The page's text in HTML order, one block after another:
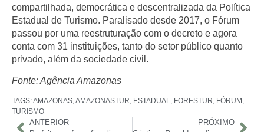
compartilhada, democrática e descentralizada da Política
Estadual de Turismo. Paralisado desde 2017, o Fórum
passou por uma reestruturação com o decreto e agora
conta com 31 instituições, tanto do setor público quanto
privado, além da sociedade civil.
Fonte: Agência Amazonas
TAGS:AMAZONAS,AMAZONASTUR, ESTADUAL, FORESTUR, FÓRUM ,
TURISMO
ANTERIOR
PRÓXIMO